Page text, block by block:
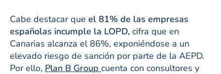
Cabe destacar que el 81% de las empresas
españolas incumple la LOPD, cifra que en
Canarias alcanza el 86%, exponiéndose a un
elevado riesgo de sanción por parte de la AEPD.
Por ello, Plan B Group cuenta con consultores y